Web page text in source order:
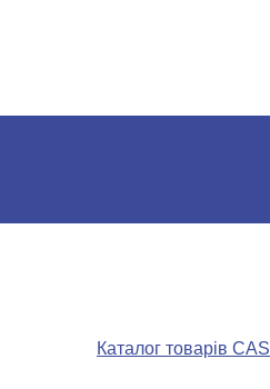
Каталог товарів CAS